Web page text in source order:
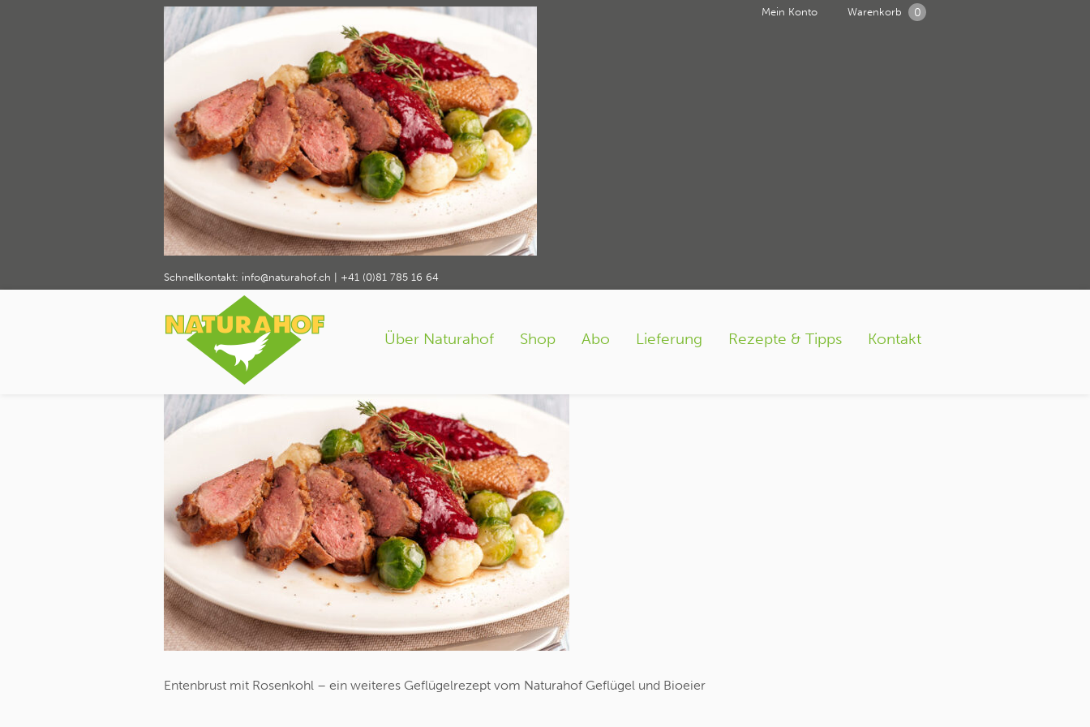
Schnellkontakt: info@naturahof.ch +41 (0)81 785 16 64
Mein Konto Warenkorb 0
Über Naturahof Shop Abo Lieferung Rezepte & Tipps Kontakt
Entenbrust mit Rosenkohl – ein
weiteres Geflügelrezept vom
Naturahof Geflügel und Bioeier
› Rezepte und Tipps Entenbrust mit Rosenkohl – ein weiteres Geflügelrezept vom Naturahof Geflügel und Bioeier
Entenbrust mit Rosenkohl – ein weiteres Geflügelrezept vom Naturahof Geflügel und Bioeier